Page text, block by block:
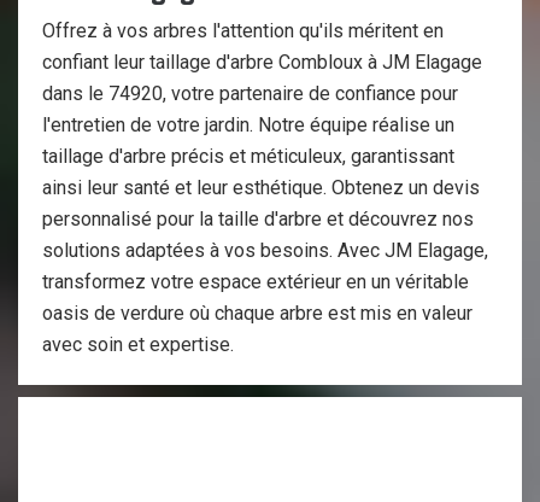
Offrez à vos arbres l'attention qu'ils méritent en
confiant leur taillage d'arbre Combloux à JM Elagage
dans le 74920, votre partenaire de confiance pour
l'entretien de votre jardin. Notre équipe réalise un
taillage d'arbre précis et méticuleux, garantissant
ainsi leur santé et leur esthétique. Obtenez un devis
personnalisé pour la taille d'arbre et découvrez nos
solutions adaptées à vos besoins. Avec JM Elagage,
transformez votre espace extérieur en un véritable
oasis de verdure où chaque arbre est mis en valeur
avec soin et expertise.